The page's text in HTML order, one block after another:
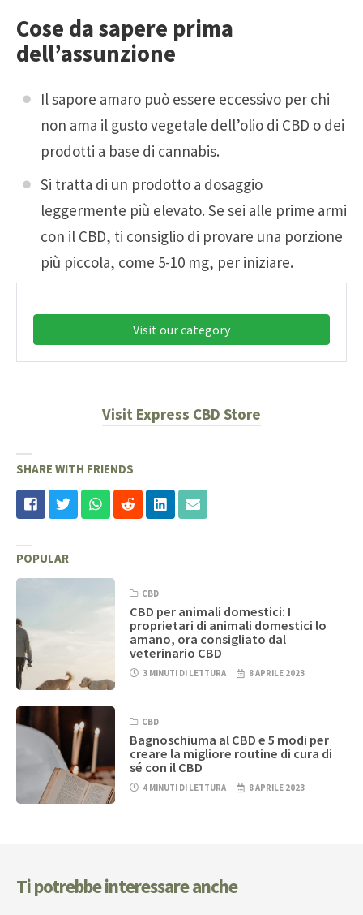
Cose da sapere prima
dell’assunzione
Il sapore amaro può essere eccessivo per chi
non ama il gusto vegetale dell’olio di CBD o dei
prodotti a base di cannabis.
Si tratta di un prodotto a dosaggio
leggermente più elevato. Se sei alle prime armi
con il CBD, ti consiglio di provare una porzione
più piccola, come 5-10 mg, per iniziare.
Visit our category
Visit Express CBD Store
SHARE WITH FRIENDS
POPULAR
CBD
CBD per animali domestici: I
proprietari di animali domestici lo
amano, ora consigliato dal
veterinario CBD
3 MINUTI DI LETTURA 8 APRILE 2023
CBD
Bagnoschiuma al CBD e 5 modi per
creare la migliore routine di cura di
sé con il CBD
4 MINUTI DI LETTURA 8 APRILE 2023
Ti potrebbe interessare anche